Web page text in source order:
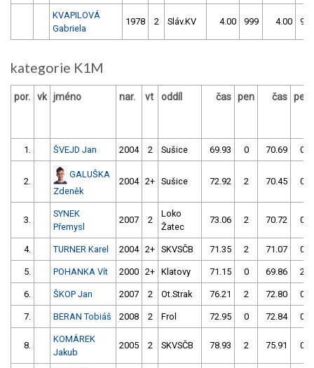
KVAPILOVÁ
Gabriela
1978 2 Sláv.KV 4.00 999 4.00 999
kategorie K1M
por. vk jméno nar. vt oddíl čas pen čas pen
1. ŠVEJD Jan 2004 2 Sušice 69.93 0 70.69 0
2.
GALUŠKA
Zdeněk
2004 2+ Sušice 72.92 2 70.45 0
3.
SYNEK
Přemysl
2007 2
Loko
Žatec
73.06 2 70.72 0
4. TURNER Karel 2004 2+ SKVSČB 71.35 2 71.07 0
5. POHANKA Vít 2000 2+ Klatovy 71.15 0 69.86 2
6. ŠKOP Jan 2007 2 Ot.Strak 76.21 2 72.80 0
7. BERAN Tobiáš 2008 2 Frol 72.95 0 72.84 0
8.
KOMÁREK
Jakub
2005 2 SKVSČB 78.93 2 75.91 0